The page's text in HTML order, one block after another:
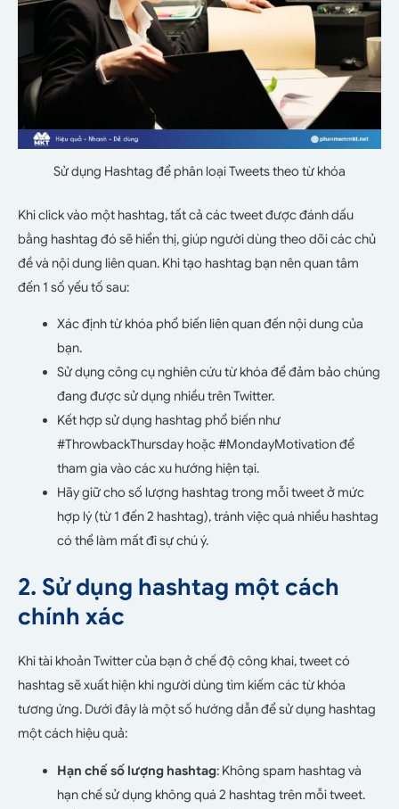
Sử dụng Hashtag để phân loại Tweets theo từ khóa
Khi click vào một hashtag, tất cả các tweet được đánh dấu
bằng hashtag đó sẽ hiển thị, giúp người dùng theo dõi các chủ
đề và nội dung liên quan. Khi tạo hashtag bạn nên quan tâm
đến 1 số yếu tố sau:
Xác định từ khóa phổ biến liên quan đến nội dung của
bạn.
Sử dụng công cụ nghiên cứu từ khóa để đảm bảo chúng
đang được sử dụng nhiều trên Twitter.
Kết hợp sử dụng hashtag phổ biến như
#ThrowbackThursday hoặc #MondayMotivation để
tham gia vào các xu hướng hiện tại.
Hãy giữ cho số lượng hashtag trong mỗi tweet ở mức
hợp lý (từ 1 đến 2 hashtag), tránh việc quá nhiều hashtag
có thể làm mất đi sự chú ý.
2. Sử dụng hashtag một cách
chính xác
Khi tài khoản Twitter của bạn ở chế độ công khai, tweet có
hashtag sẽ xuất hiện khi người dùng tìm kiếm các từ khóa
tương ứng. Dưới đây là một số hướng dẫn để sử dụng hashtag
một cách hiệu quả:
Hạn chế số lượng hashtag: Không spam hashtag và
hạn chế sử dụng không quá 2 hashtag trên mỗi tweet.